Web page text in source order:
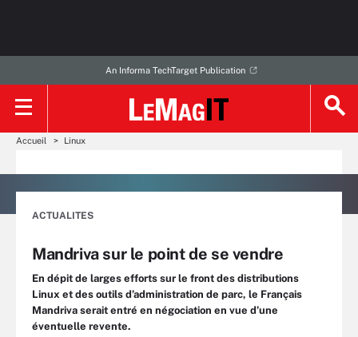
An Informa TechTarget Publication
Accueil Linux
ACTUALITES
Mandriva sur le point de se vendre
En dépit de larges efforts sur le front des distributions
Linux et des outils d’administration de parc, le Français
Mandriva serait entré en négociation en vue d’une
éventuelle revente.